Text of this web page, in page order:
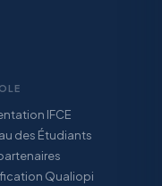
IFCE
des Étudiants
Qualiopi